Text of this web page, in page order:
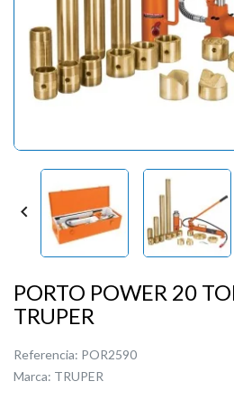

PORTO POWER 20
TRUPER
Referencia: POR2590
Marca: TRUPER